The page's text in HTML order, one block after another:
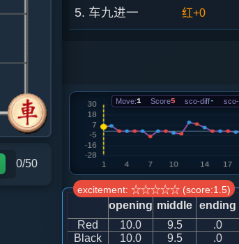
0/50
5. 车九进一 红+0
.....卒７进１ 红+10
7. 兵三进一
.....车７进３ 红+4
8. 车九平三 红+0
Move:1 Score5 sco-diff-
excitement: ☆☆☆☆☆ (score:1.5)
opening middle ending
Red
10.0 9.5 .0
Black
10.0 9.5 .0